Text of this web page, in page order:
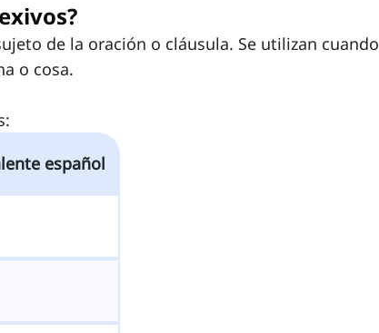
de la oración o cláusula. Se utilizan cuando
o cosa.
español